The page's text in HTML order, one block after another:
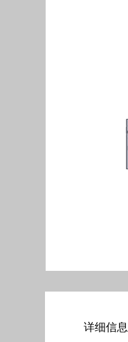
详细信息